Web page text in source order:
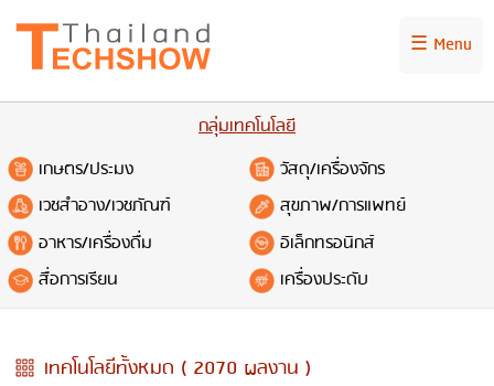
☰ Menu
กลุ่มเทคโนโลยี
เกษตร/ประมง
วัสดุ/เครื่องจักร
เวชสำอาง/เวชภัณฑ์
สุขภาพ/การแพทย์
อาหาร/เครื่องดื่ม
อิเล็กทรอนิกส์
สื่อการเรียน
เครื่องประดับ
เทคโนโลยีทั้งหมด ( 2070 ผลงาน )